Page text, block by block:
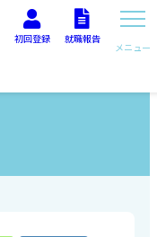
メニュー
初回登録 就職報告